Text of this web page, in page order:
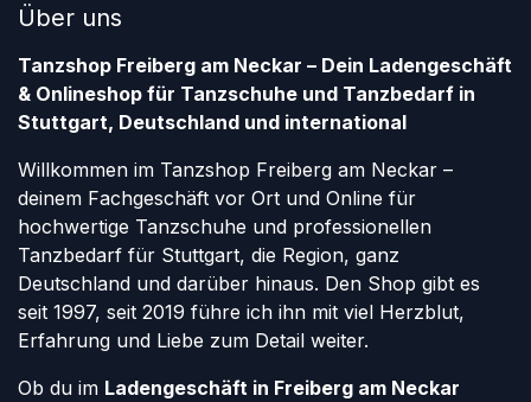
Über uns
Tanzshop Freiberg am Neckar – Dein Ladengeschäft
& Onlineshop für Tanzschuhe und Tanzbedarf in
Stuttgart, Deutschland und international
Willkommen im Tanzshop Freiberg am Neckar –
deinem Fachgeschäft vor Ort und Online für
hochwertige Tanzschuhe und professionellen
Tanzbedarf für Stuttgart, die Region, ganz
Deutschland und darüber hinaus. Den Shop gibt es
seit 1997, seit 2019 führe ich ihn mit viel Herzblut,
Erfahrung und Liebe zum Detail weiter.
Ob du im Ladengeschäft in Freiberg am Neckar